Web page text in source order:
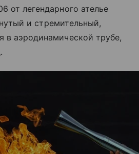
от легендарного ателье
и стремительный,
в аэродинамической трубе,